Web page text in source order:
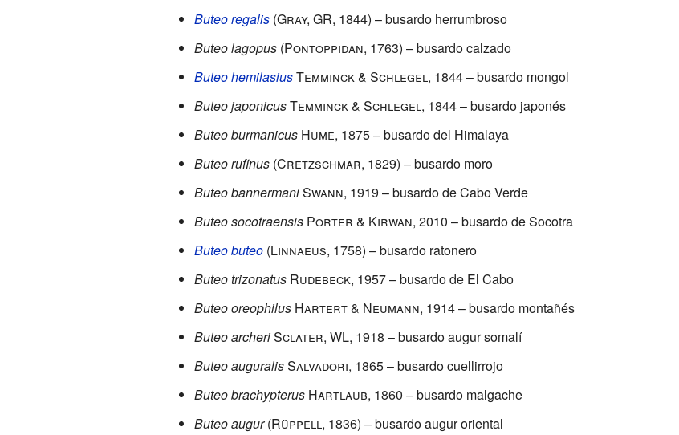
Buteo regalis (Gray, GR, 1844) – busardo herrumbroso
Buteo lagopus (Pontoppidan, 1763) – busardo calzado
Buteo hemilasiusTemminck & Schlegel, 1844– busardo mongol
Buteo japonicusTemminck & Schlegel, 1844– busardo japonés
Buteo burmanicus Hume, 1875– busardo del Himalaya
Buteo rufinus (Cretzschmar, 1829) – busardo moro
Buteo bannermaniSwann, 1919 – busardo de Cabo Verde
Buteo socotraensis Porter & Kirwan, 2010 – busardo de Socotra
Buteo buteo (Linnaeus, 1758) – busardo ratonero
Buteo trizonatus Rudebeck, 1957– busardo de El Cabo
Buteo oreophilus Hartert & Neumann, 1914– busardo montañés
Buteo archeriSclater, WL, 1918 – busardo augur somalí
Buteo auguralisSalvadori, 1865– busardo cuellirrojo
Buteo brachypterus Hartlaub, 1860 – busardo malgache
Buteo augur (Rüppell, 1836) – busardo augur oriental